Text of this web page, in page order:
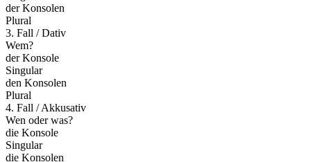
der Konsolen
Plural
3. Fall / Dativ
Wem?
der Konsole
Singular
den Konsolen
Plural
4. Fall / Akkusativ
Wen oder was?
die Konsole
Singular
die Konsolen